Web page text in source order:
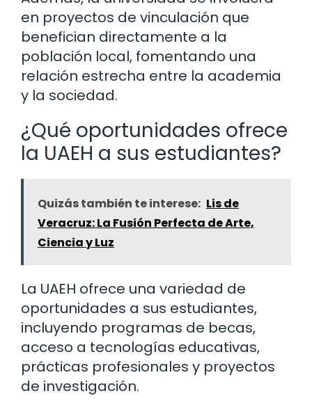
en proyectos de vinculación que
benefician directamente a la
población local, fomentando una
relación estrecha entre la academia
y la sociedad.
¿Qué oportunidades ofrece
la UAEH a sus estudiantes?
Quizás también te interese: Lis de
Veracruz: La Fusión Perfecta de Arte,
Ciencia y Luz
La UAEH ofrece una variedad de
oportunidades a sus estudiantes,
incluyendo programas de becas,
acceso a tecnologías educativas,
prácticas profesionales y proyectos
de investigación.